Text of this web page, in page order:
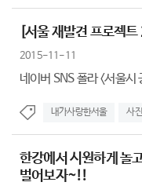
[서울 재발견 프로젝
2015-11-11
네이버 SNS 폴라 <서울
내가사랑한서울 사진
한강에서 시원하게 놀
벌어보자~!!